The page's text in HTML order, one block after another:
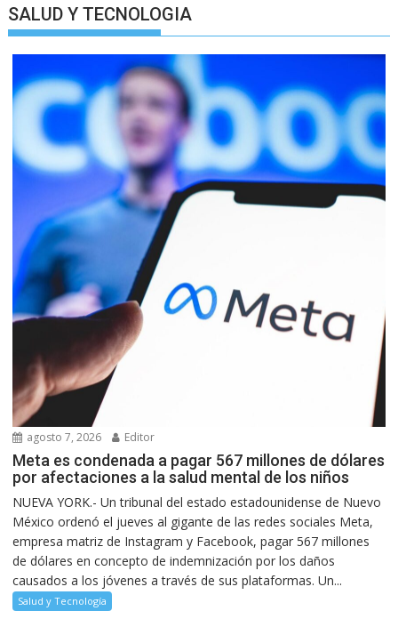
SALUD Y TECNOLOGIA
agosto 7, 2026 Editor
Meta es condenada a pagar 567 millones de dólares
por afectaciones a la salud mental de los niños
NUEVA YORK.- Un tribunal del estado estadounidense de Nuevo
México ordenó el jueves al gigante de las redes sociales Meta,
empresa matriz de Instagram y Facebook, pagar 567 millones
de dólares en concepto de indemnización por los daños
causados a los jóvenes a través de sus plataformas. Un...
Salud y Tecnología